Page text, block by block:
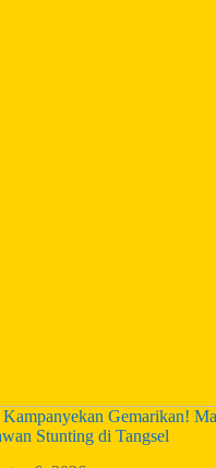
Kampanyekan Gemarikan!
Stunting di Tangsel